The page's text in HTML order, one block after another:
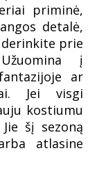
priminė,
detalė,
prie
į
ar
Jei visgi
kostiumu
šį sezoną
atlasine